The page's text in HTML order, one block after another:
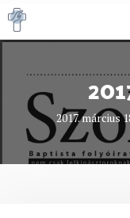
Kilépés
a
2017. március